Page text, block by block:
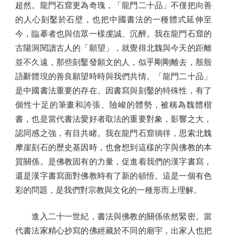
超然。龍門石窟更為奇瑰，「龍門二十品」不僅把向善
的人心刻鑿於石壁，也把中國書法的一種體式延伸至
今，臨摹者也與信眾一樣虔誠、沉醉。我在龍門石窟的
古陽洞閱讀古人的「願望」，就覺得北魏與今天的距離
並不久遠，那些刻鑿發願文的人，似乎剛剛離去，殷殷
語辭體現的善良願望時時與我們共情。「龍門二十品」
是中國書法重要的存在。因書寫與刻鑿的特殊性，有了
個性十足的筆畫和誇張、險峻的體勢，被稱為魏體楷
書，也是當代書法愛好者取法的重要對象，影響之大，
認同感之強，有目共睹。我在龍門石窟徜徉，思索北魏
摩崖刻石的歷史基因時，也會想到這樣的字與佛教的本
質關係。是佛教固有的力量，促進着我們的漢字書寫，
還是漢字書寫面對佛教時有了新的頓悟。這是一個有色
彩的問題，是我們對宗教與文化的一種形而上理解。
進入二十一世紀，書法與佛教的關係依然緊密。當
代書法家精心抄寫的佛經藏於不同的廟宇，出家人也把